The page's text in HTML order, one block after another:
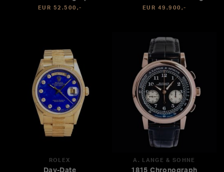
EUR 52.500,- EUR 49.900,-
ROLEX
Day-Date
A. LANGE & SÖHNE
1815 Chronograph